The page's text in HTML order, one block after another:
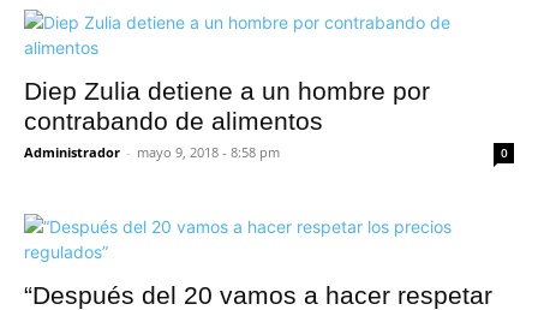
Diep Zulia detiene a un hombre por
contrabando de alimentos
Administrador - mayo 9, 2018 - 8:58 pm 0
“Después del 20 vamos a hacer respetar